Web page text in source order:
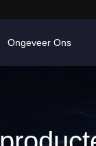
Ongeveer Ons